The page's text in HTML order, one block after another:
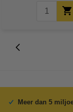
Meer dan 5